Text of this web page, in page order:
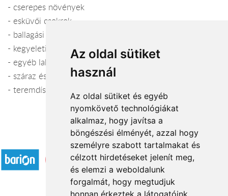
Az oldal sütiket
használ
Az oldal sütiket és egyéb
nyomkövető technológiákat
alkalmaz, hogy javítsa a
böngészési élményét, azzal hogy
személyre szabott tartalmakat és
célzott hirdetéseket jelenít meg,
és elemzi a weboldalunk
forgalmát, hogy megtudjuk
honnan érkeztek a látogatóink.
- cserepes növények
- esküvői csokrok
- ballagási csokrok
- kegyeleti koszorúk
- egyéb lakásdekorációs kellékek, kaspók
- száraz és művirágok
- teremdíszítés, templomdíszítés
Elfogadott fizetési módok